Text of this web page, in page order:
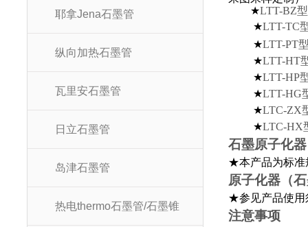
耶拿Jena石墨管
纵向加热石墨管
瓦里安石墨管
日立石墨管
岛津石墨管
热电thermo石墨管/石墨锥
★LTT-BZ
★LTT-TC
★LTT-PT
★LTT-HT
★LTT-HP
★LTT-HG
★LTC-ZX
★LTC-HX
石墨原子化器
★本产品为标准
原子化器
★参见产品使用
注意事项